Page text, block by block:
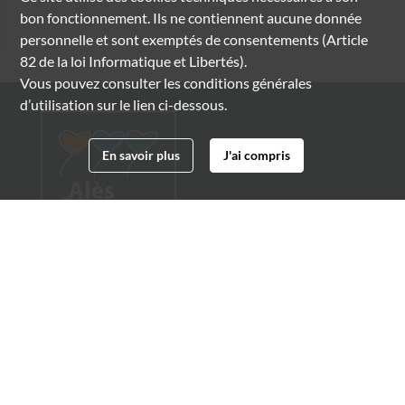
bon fonctionnement. Ils ne contiennent aucune donnée
personnelle et sont exemptés de consentements (Article
82 de la loi Informatique et Libertés).
Vous pouvez consulter les conditions générales
d’utilisation sur le lien ci-dessous.
En savoir plus J'ai compris